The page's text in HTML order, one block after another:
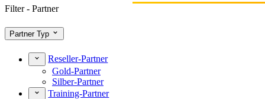
Filter - Partner
Partner Typ
Reseller-Partner
Gold-Partner
Silber-Partner
Training-Partner